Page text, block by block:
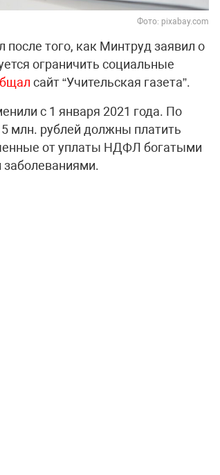
Фото: pixabay.com
того, как Минтруд заявил о
ограничить социальные
сайт “Учительская газета”.
с 1 января 2021 года. По
млн. рублей должны платить
от уплаты НДФЛ богатыми
заболеваниями.